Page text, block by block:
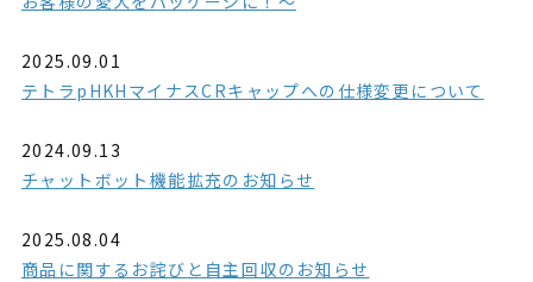
2025.09.01
テトラpHKHマイナスCRキャップへの仕様変更について
2024.09.13
チャットボット機能拡充のお知らせ
2025.08.04
商品に関するお詫びと自主回収のお知らせ